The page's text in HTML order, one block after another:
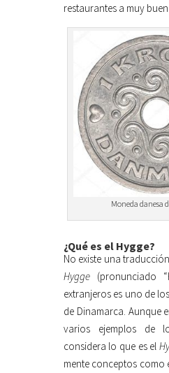
restaurantes a muy
Moneda danesa
¿Qué es el Hygge?
No existe una
Hygge(pronunciado
extranjeros es uno de
de Dinamarca. Aunque
varios ejemplos de
considera lo que es el
mente conceptos como